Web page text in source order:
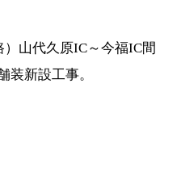
山代久原IC～今福IC間
装新設工事。